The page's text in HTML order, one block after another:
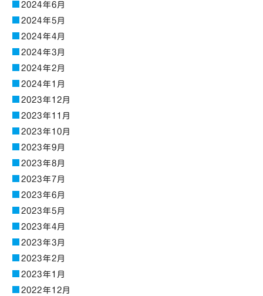
2024年6月
2024年5月
2024年4月
2024年3月
2024年2月
2024年1月
2023年12月
2023年11月
2023年10月
2023年9月
2023年8月
2023年7月
2023年6月
2023年5月
2023年4月
2023年3月
2023年2月
2023年1月
2022年12月